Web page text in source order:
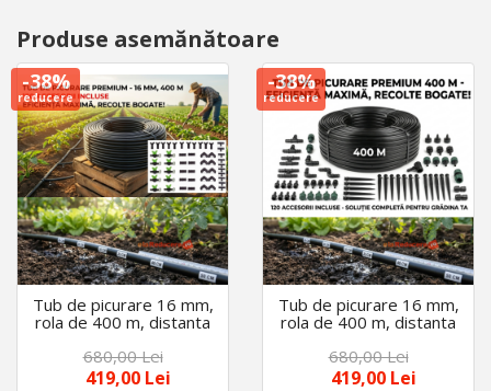
Produse asemănătoare
-38%
reducere
Tub de picurare 16 mm,
rola de 400 m, distanta
L/h cu 120 accesorii
680,00 Lei
419,00 Lei
-38%
reducere
Tub de picurare 16 mm,
rola de 400 m, distanta
L/h cu 120 accesorii
680,00 Lei
419,00 Lei